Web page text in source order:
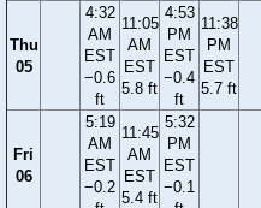
Thu
05
4:32
AM
EST
−0.6
ft
11:05
AM
EST
5.8 ft
4:53
PM
EST
−0.4
ft
11:38
PM
EST
5.7 ft
Fri
06
5:19
AM
EST
−0.2
11:45
AM
EST
5.4 ft
5:32
PM
EST
−0.1